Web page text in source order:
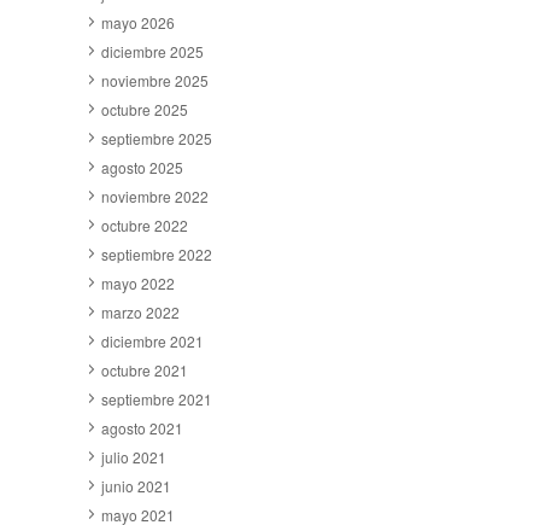
mayo 2026
diciembre 2025
noviembre 2025
octubre 2025
septiembre 2025
agosto 2025
noviembre 2022
octubre 2022
septiembre 2022
mayo 2022
marzo 2022
diciembre 2021
octubre 2021
septiembre 2021
agosto 2021
julio 2021
junio 2021
mayo 2021